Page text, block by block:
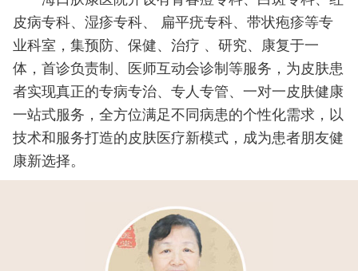
皮病专科、湿疹专科、 扁平疣专科、带状疱疹等专
业科室，集预防、保健、治疗 、研究、康复于一
体，首诊负责制、医师互动会诊制等服务，为皮肤患
者实现真正的专病专治、专人专管、一对一皮肤健康
一站式服务，全方位满足不同病患的个性化需求，以
技术和服务打造的皮肤医疗新模式，成为患者朋友健
康新选择。